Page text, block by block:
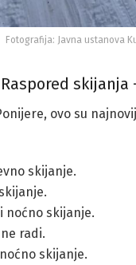
Fotografija: Javna ustanova
Raspored skijanja
ovo su
skijanje.
noćno skijanje.
radi.
skijanje.